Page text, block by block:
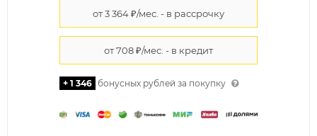
+ 1 346 бонусных рублей за покупку